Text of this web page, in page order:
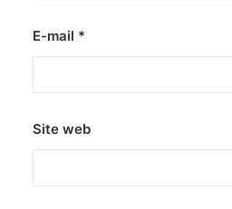
E-mail *
Site web